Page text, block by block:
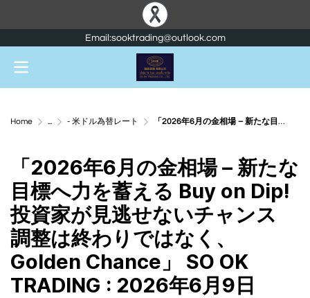
Email:sooktrading@outlook.com
Home ... - 米ドル為替レート 「2026年6月の金相場 – 新たな目標へ力を蓄える Buy on Dip! 投資家が見逃せないチャンス 調整は終わりではなく、Golden Chance」 SO OK TRADING : 2026年6月9日
「2026年6月の金相場 – 新たな
目標へ力を蓄える Buy on Dip!
投資家が見逃せないチャンス
調整は終わりではなく、
Golden Chance」 SO OK
TRADING : 2026年6月9日